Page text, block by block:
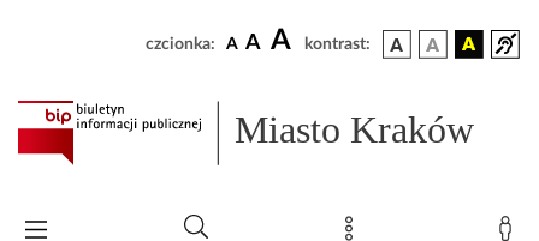
czcionka: A A A kontrast:
Miasto Kraków